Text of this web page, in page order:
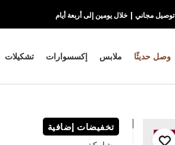
توصيل مجاني | خلال يومين إلى أربعة أيام
وصل حديثًا ملابس إكسسوارات تشكيلات
تخفيضات إضافية